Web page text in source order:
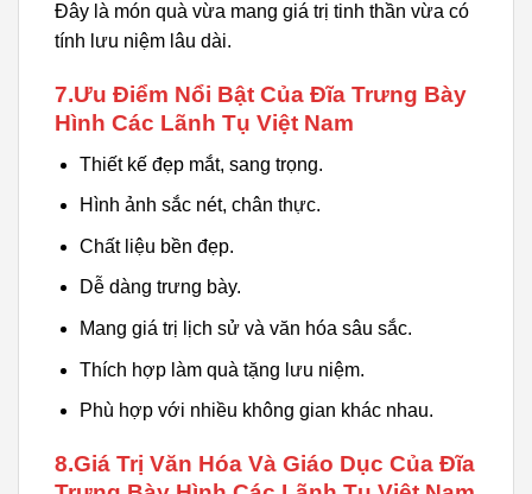
Đây là món quà vừa mang giá trị tinh thần vừa có
tính lưu niệm lâu dài.
7.Ưu Điểm Nổi Bật Của Đĩa Trưng Bày
Hình Các Lãnh Tụ Việt Nam
Thiết kế đẹp mắt, sang trọng.
Hình ảnh sắc nét, chân thực.
Chất liệu bền đẹp.
Dễ dàng trưng bày.
Mang giá trị lịch sử và văn hóa sâu sắc.
Thích hợp làm quà tặng lưu niệm.
Phù hợp với nhiều không gian khác nhau.
8.Giá Trị Văn Hóa Và Giáo Dục Của Đĩa